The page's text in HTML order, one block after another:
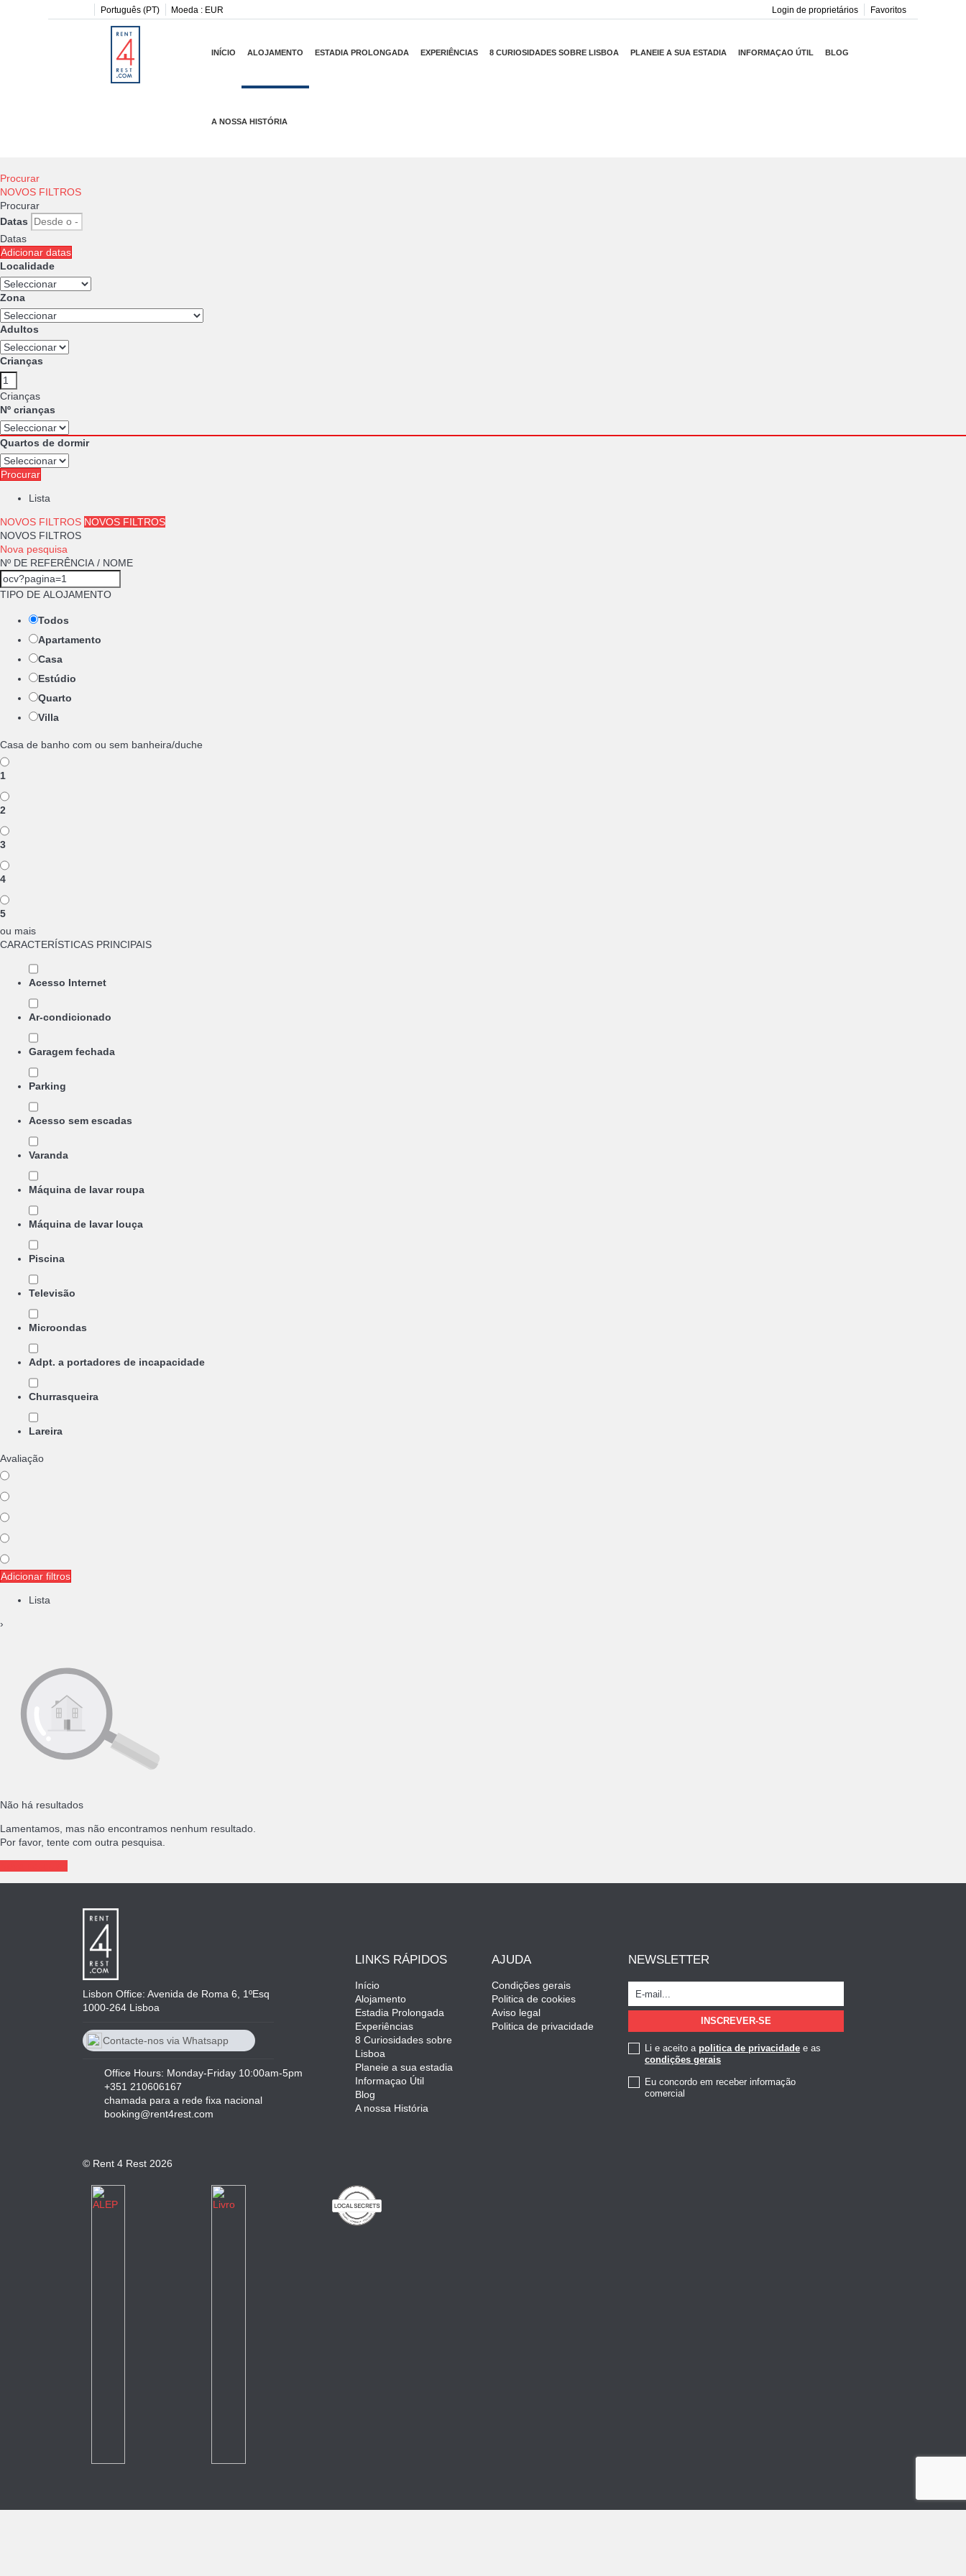
Português (PT) Moeda : EUR Favoritos
Login de proprietários
INÍCIO ALOJAMENTO ESTADIA PROLONGADA EXPERIÊNCIAS 8 CURIOSIDADES SOBRE LISBOA PLANEIE A SUA ESTADIA INFORMAÇAO ÚTIL BLOG
A NOSSA HISTÓRIA
Procurar
NOVOS FILTROS
Procurar
Datas
Datas
Adicionar datas
Localidade
Zona
Adultos
Crianças
Crianças
Nº crianças
Quartos de dormir
Procurar
Lista
NOVOS FILTROS NOVOS FILTROS
NOVOS FILTROS
Nova pesquisa
Nº DE REFERÊNCIA / NOME
TIPO DE ALOJAMENTO
Todos
Apartamento
Casa
Estúdio
Quarto
Villa
Casa de banho com ou sem banheira/duche
1
2
3
4
5
ou mais
CARACTERÍSTICAS PRINCIPAIS
Acesso Internet
Ar-condicionado
Garagem fechada
Parking
Acesso sem escadas
Varanda
Máquina de lavar roupa
Máquina de lavar louça
Piscina
Televisão
Microondas
Adpt. a portadores de incapacidade
Churrasqueira
Lareira
Avaliação
Adicionar filtros
Lista
›
Não há resultados
Lamentamos, mas não encontramos nenhum resultado.
Por favor, tente com outra pesquisa.
Lisbon Office: Avenida de Roma 6, 1ºEsq
1000-264 Lisboa
Contacte-nos via Whatsapp
Office Hours: Monday-Friday 10:00am-5pm
+351 210606167
chamada para a rede fixa nacional
booking@rent4rest.com
© Rent 4 Rest 2026
LINKS RÁPIDOS
Início
Alojamento
Estadia Prolongada
Experiências
8 Curiosidades sobre
Lisboa
Planeie a sua estadia
Informaçao Útil
Blog
A nossa História
AJUDA
Condições gerais
Politica de cookies
Aviso legal
Politica de privacidade
NEWSLETTER
Li e aceito a politica de privacidadee as
condições gerais
Eu concordo em receber informação
comercial